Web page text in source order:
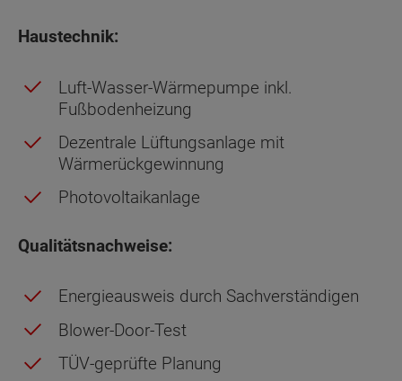
Haustechnik:
Luft-Wasser-Wärmepumpe inkl.
Fußbodenheizung
Dezentrale Lüftungsanlage mit
Wärmerückgewinnung
Photovoltaikanlage
Qualitätsnachweise:
Energieausweis durch Sachverständigen
Blower-Door-Test
TÜV-geprüfte Planung